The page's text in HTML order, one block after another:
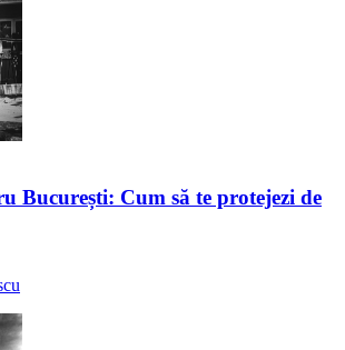
București: Cum să te protejezi de